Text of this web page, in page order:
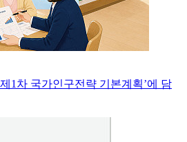
1차 국가인구전략 기본계획’에 담